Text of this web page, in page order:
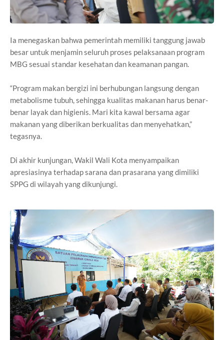
Ia menegaskan bahwa pemerintah memiliki tanggung jawab
besar untuk menjamin seluruh proses pelaksanaan program
MBG sesuai standar kesehatan dan keamanan pangan.
“Program makan bergizi ini berhubungan langsung dengan
metabolisme tubuh, sehingga kualitas makanan harus benar-
benar layak dan higienis. Mari kita kawal bersama agar
makanan yang diberikan berkualitas dan menyehatkan,”
tegasnya.
Di akhir kunjungan, Wakil Wali Kota menyampaikan
apresiasinya terhadap sarana dan prasarana yang dimiliki
SPPG di wilayah yang dikunjungi.